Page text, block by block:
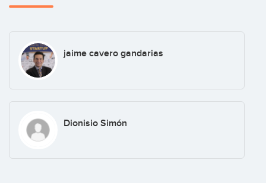
jaime cavero gandarias
Dionisio Simón